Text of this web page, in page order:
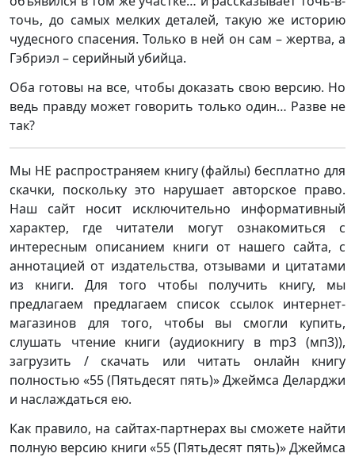
точь, до самых мелких деталей, такую же историю
чудесного спасения. Только в ней он сам – жертва, а
Гэбриэл – серийный убийца.
Оба готовы на все, чтобы доказать свою версию. Но
ведь правду может говорить только один… Разве не
так?
Мы НЕ распространяем книгу (файлы) бесплатно для
скачки, поскольку это нарушает авторское право.
Наш сайт носит исключительно информативный
характер, где читатели могут ознакомиться с
интересным описанием книги от нашего сайта, с
аннотацией от издательства, отзывами и цитатами
из книги. Для того чтобы получить книгу, мы
предлагаем предлагаем список ссылок интернет-
магазинов для того, чтобы вы смогли купить,
слушать чтение книги (аудиокнигу в mp3 (мп3)),
загрузить / скачать или читать онлайн книгу
полностью «55 (Пятьдесят пять)» Джеймса Деларджи
и наслаждаться ею.
Как правило, на сайтах-партнерах вы сможете найти
полную версию книги «55 (Пятьдесят пять)» Джеймса